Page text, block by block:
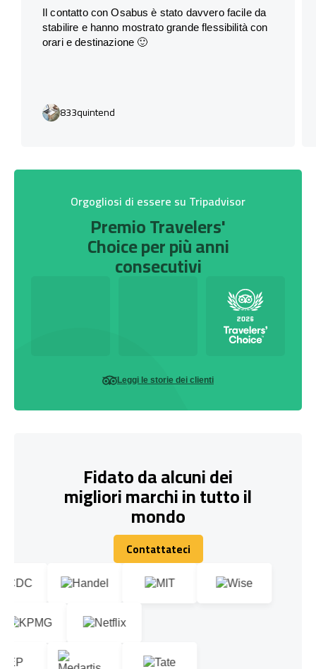
Il contatto con Osabus è stato davvero facile da
stabilire e hanno mostrato grande flessibilità con
orari e destinazione 🙂
833quintend
Orgogliosi di essere su Tripadvisor
Premio Travelers'
Choice per più anni
consecutivi
Leggi le storie dei clienti
Fidato da alcuni dei
migliori marchi in tutto il
mondo
Contattateci
Contattateci